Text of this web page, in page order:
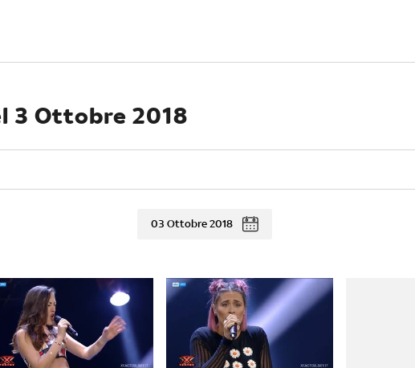
3 Ottobre 2018
03 Ottobre 2018